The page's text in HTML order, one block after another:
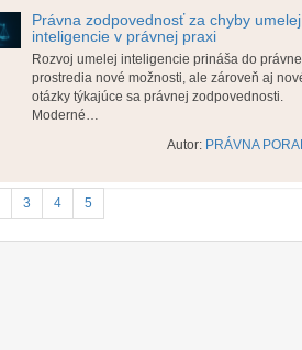
Právna zodpovednosť za chyby umelej
inteligencie v právnej praxi
Rozvoj umelej inteligencie prináša do
prostredia nové možnosti, ale zároveň aj
otázky týkajúce sa právnej zodpovednosti.
Moderné…
Autor: PRÁVNA
3 4 5